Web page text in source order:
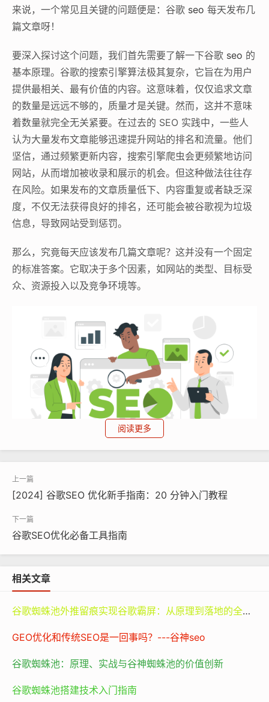
来说，一个常见且关键的问题便是：谷歌 seo 每天发布几
篇文章呀！
要深入探讨这个问题，我们首先需要了解一下谷歌 seo 的
基本原理。谷歌的搜索引擎算法极其复杂，它旨在为用户
提供最相关、最有价值的内容。这意味着，仅仅追求文章
的数量是远远不够的，质量才是关键。然而，这并不意味
着数量就完全无关紧要。在过去的 SEO 实践中，一些人
认为大量发布文章能够迅速提升网站的排名和流量。他们
坚信，通过频繁更新内容，搜索引擎爬虫会更频繁地访问
网站，从而增加被收录和展示的机会。但这种做法往往存
在风险。如果发布的文章质量低下、内容重复或者缺乏深
度，不仅无法获得良好的排名，还可能会被谷歌视为垃圾
信息，导致网站受到惩罚。
那么，究竟每天应该发布几篇文章呢？这并没有一个固定
的标准答案。它取决于多个因素，如网站的类型、目标受
众、资源投入以及竞争环境等。
频率，以吸引搜索引擎的注意。假设这是一个专注于科技
布 3-5 篇高质量、独家的科技新闻文章或许是一个不错的
策略。这些文章需要涵盖最新的科技趋势、产品发布以及
行业动态等，以满足用户对新鲜信息的需求。
而对于一个已经成熟且具有一定知名度的网站，每天发布
个知名的财经网站，其重点在于提供专业、准确且具有前
瞻性的财经分析，而不是单纯依靠数量来吸引读者。
此外，还需要考虑到资源的问题。如果团队拥有充足的写
增加发布数量是可行的。但如果资源有限，为了追求数量
阅读更多
[2024] 谷歌SEO 优化新手指南：20 分钟入门教程
谷歌SEO优化必备工具指南
相关文章
谷歌蜘蛛池外推留痕实现谷歌霸屏：从原理到落地的全路径指南
GEO优化和传统SEO是一回事吗？---谷神seo
谷歌蜘蛛池：原理、实战与谷神蜘蛛池的价值创新
谷歌蜘蛛池搭建技术入门指南